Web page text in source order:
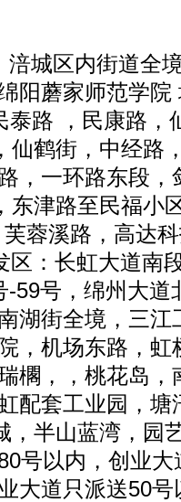
涪城区内街道全
阳蘑家师范学院
泰路 ，民康路，
仙鹤街，中经路
，一环路东段，
东津路至民福小
蓉溪路，高达
区：长虹大道南
59号，绵州大道
湖街全境，三江
，机场东路，虹
櫊，，桃花岛
配套工业园，塘
，半山蓝湾，园
号以内，创业
大道只派送50